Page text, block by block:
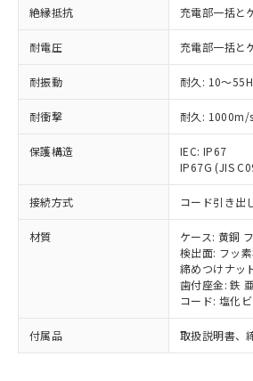
絶縁抵抗 充電部一括と
耐電圧 充電部一括と
耐振動 耐久: 10～
耐衝撃 耐久: 1000m/
保護構造
IEC: IP67
IP67G (JIS
接続方式 コード引き出
材質
ケース: 黄銅
検出面: フッ
締めつけナッ
歯付座金: 鉄
コード: 塩化
付属品 取扱説明書、
記載している更新日時
タに基づき作成される
覧された時点での実際
了承ください。
正式な納期状況および
様のお取引先、またはお
ムロン制御機器販売店・
ご相談ください。
オムロン制御機器販売
販売ネットワーク
在庫状況および標準価
事前の承諾なく第三者に
示しないようお願いしま
マイパーツ機能（部品リ
ビス）をご利用いただ
メンバーズにご登録さ
あります。
鉛(Pb) 1000ppm以下、 水銀(Hg)
ミウム(Cd) 100ppm以下、
六価クロム(Cr(Ⅵ)) 1000ppm以下、ポ
類(PBB) 1000ppm以下、ポリ臭化ジフ
ルベンジル（BBP） 1000ppm以下、
（DBP） 1000ppm以下、フタル酸ジ
(DIBP) 1000ppm以下
但し、RoHS指令で産業用監視および制
フタル酸エステル類の４物質について
図的な使用がないことを確認していま
部品在庫の切り替え状況などに
月が前後することがあります。
い合わせください。
*中国RoHS10物質の基準値 (GB/
Pb(鉛) :1000ppm、 Hg(水銀) :
Cr(Ⅵ)(六価クロム) : 1000ppm、
DBP(フタル酸ジブチル) : 1000ppm、
イソブチル) : 1000ppm、 BBP(フタル
ル) : 1000ppm、
DEHP(フタル酸ビス(2-エチルヘキシ
※2 環境保護使用期限
「ｅ」：有害物質（10物質）
準値以下であることを示しま
「10」：通常の使用状況下に
質が外部に漏えいし、環境に
及ぼさない年数を意味します。
「－」：未確認です。当社販
（以下｢規制貨物等」と
または国外への提供す
国政府の輸出許可(また
可)を取得するなどの必
当社は規制貨物を破棄
全に破砕するなど、違
当社は貴社製品を、核
ル、化学兵器、生物兵器
武器並びにこれらの製造
使用いたしません。
当社は、貴社製品を第
場合は、上記1、2および
該第三者に通知します
販売先および販売に係わ
法に輸出するおそれがあ
り引きをいたしません。
一定数以上の在庫あ
一定数には満たな
在庫なし(最新の在
いては、お客様の
たはお客様担当の
機器販売店・当社
認ください)
受注生産機種、また
情報を公開していな